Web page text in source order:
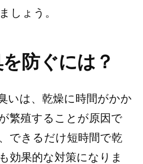
しょう。
防ぐには？
いは、乾燥に時間がかか
繁殖することが原因で
できるだけ短時間で乾
効果的な対策になりま